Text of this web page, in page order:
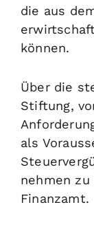
die aus
können.
Über die
Stiftung,
als
nehmen
Finanzamt.